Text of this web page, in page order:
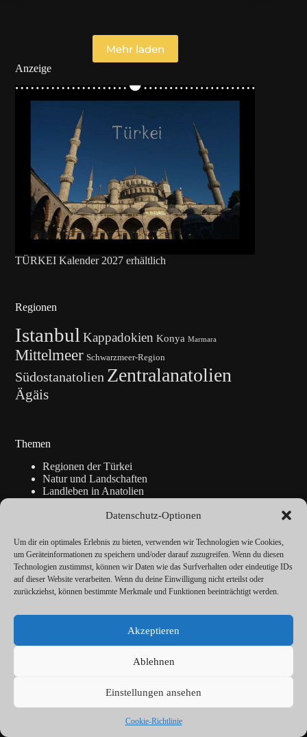
Datenschutz-Optionen
Um dir ein optimales Erlebnis zu bieten, verwenden wir Technologien wie Cookies,
um Geräteinformationen zu speichern und/oder darauf zuzugreifen. Wenn du diesen
Technologien zustimmst, können wir Daten wie das Surfverhalten oder eindeutige IDs
auf dieser Website verarbeiten. Wenn du deine Einwilligung nicht erteilst oder
zurückziehst, können bestimmte Merkmale und Funktionen beeinträchtigt werden.
Akzeptieren
Ablehnen
Einstellungen ansehen
Cookie-Richtlinie
Mehr laden
Anzeige
TÜRKEI Kalender 2027 erhältlich
Regionen
Istanbul Kappadokien Konya Marmara
Mittelmeer Schwarzmeer-Region
Südostanatolien Zentralanatolien
Ägäis
Themen
Regionen der Türkei
Natur und Landschaften
Landleben in Anatolien
Blickpunkte
Reise-Info
Vorträge
© ANATOLIEN Magazin 2026